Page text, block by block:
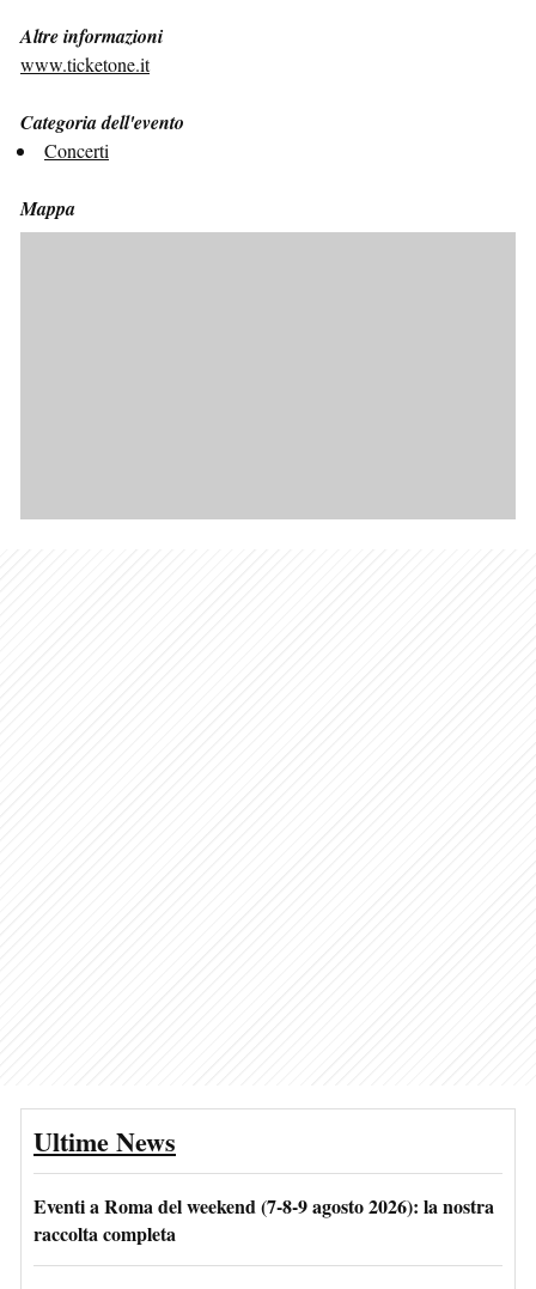
Altre informazioni
www.ticketone.it
Categoria dell'evento
Concerti
Mappa
Ultime News
Eventi a Roma del weekend (7-8-9 agosto 2026): la nostra
raccolta completa